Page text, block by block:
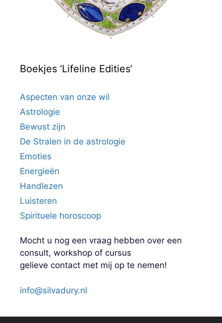
Boekjes ‘Lifeline Edities’
Aspecten van onze wil
Astrologie
Bewust zijn
De Stralen in de astrologie
Emoties
Energieën
Handlezen
Luisteren
Spirituele horoscoop
Mocht u nog een vraag hebben over een
consult, workshop of cursus
gelieve contact met mij op te nemen!
info@silvadury.nl